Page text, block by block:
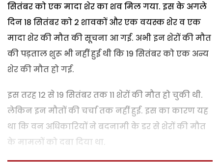
सितंबर को एक मादा शेर का शव मिल गया. इस के अगले
दिन 18 सितंबर को 2 शावकों और एक वयस्क शेर व एक
मादा शेर की मौत की सूचना आ गई. अभी इन शेरों की मौत
की पड़ताल शुरू भी नहीं हुई थी कि 19 सितंबर को एक अन्य
शेर की मौत हो गई.
इस तरह 12 से 19 सितंबर तक 11 शेरों की मौत हो चुकी थी.
लेकिन इन मौतों की चर्चा तक नहीं हुई. इस का कारण यह
था कि वन अधिकारियों ने बदनामी के डर से शेरों की मौत
के मामलों को दबा दिया था.